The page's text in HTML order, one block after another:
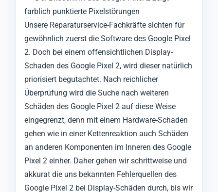
farblich punktierte Pixelstörungen
Unsere Reparaturservice-Fachkräfte sichten für
gewöhnlich zuerst die Software des Google Pixel
2. Doch bei einem offensichtlichen Display-
Schaden des Google Pixel 2, wird dieser natürlich
priorisiert begutachtet. Nach reichlicher
Überprüfung wird die Suche nach weiteren
Schäden des Google Pixel 2 auf diese Weise
eingegrenzt, denn mit einem Hardware-Schaden
gehen wie in einer Kettenreaktion auch Schäden
an anderen Komponenten im Inneren des Google
Pixel 2 einher. Daher gehen wir schrittweise und
akkurat die uns bekannten Fehlerquellen des
Google Pixel 2 bei Display-Schäden durch, bis wir